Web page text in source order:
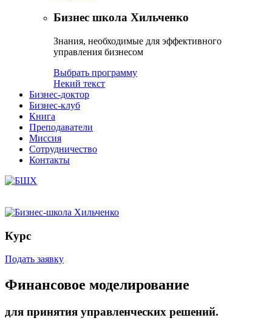
Бизнес школа Хильченко
Знания, необходимые для эффективного
управления бизнесом
Выбрать программу
Некий текст
Бизнес-доктор
Бизнес-клуб
Книга
Преподаватели
Миссия
Сотрудничество
Контакты
Курс
Подать заявку
Финансовое моделирование
для принятия управленческих решений.